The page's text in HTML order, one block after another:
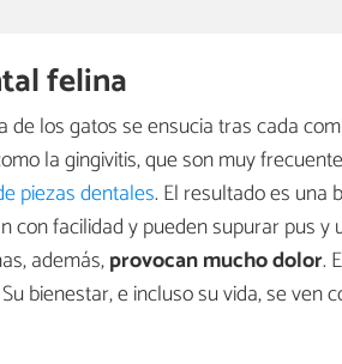
felina
de los gatos se ensucia tras cada
la gingivitis, que son muy
piezas dentales. El resultado es una
con facilidad y pueden supurar pus
además,provocan mucho dolor.
bienestar, e incluso su vida, se ven